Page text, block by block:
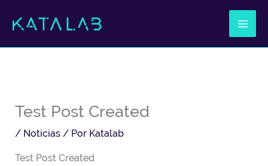
Test Post Created
/ Noticias / Por Katalab
Test Post Created